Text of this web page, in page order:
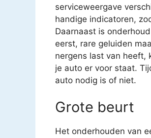
serviceweergave
handige indicatoren,
Daarnaast is
eerst, rare geluiden
nergens last van heeft,
je auto er voor staat.
auto nodig is of niet.
Grote beurt
Het onderhouden van